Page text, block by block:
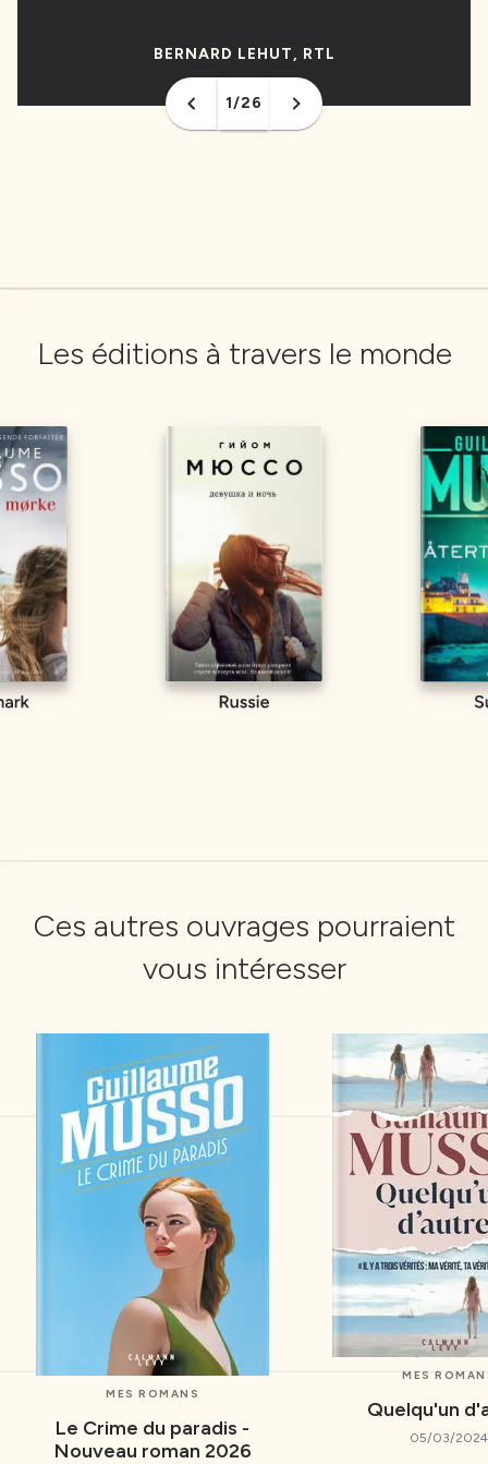
BERNARD LEHUT, RTL
BERNARD LEHUT, RTL
1/26
Les éditions à travers le monde
Ces autres ouvrages pourraient
vous intéresser
MES ROMANS
Le Crime du paradis -
Nouveau roman 2026
MES
Quelqu'un
05/03/2024